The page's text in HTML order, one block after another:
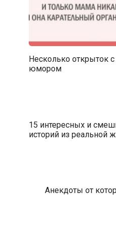
Несколько открыток
юмором
15 интересных и
историй из реальной
Анекдоты от